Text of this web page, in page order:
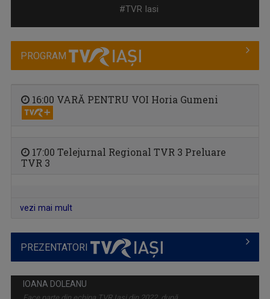
SPAȚIUL DECIZILOR
Dezbatere politică la care participă ...
#TVR Iasi
PROGRAM
16:00 VARĂ PENTRU VOI Horia Gumeni
17:00 Telejurnal Regional TVR 3 Preluare
TVR 3
vezi mai mult
PREZENTATORI